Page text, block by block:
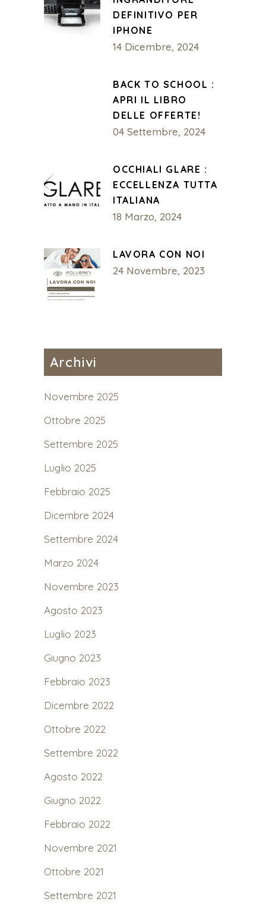
DEFINITIVO PER
IPHONE
14 Dicembre, 2024
BACK TO SCHOOL :
APRI IL LIBRO
DELLE OFFERTE!
04 Settembre, 2024
OCCHIALI GLARE :
ECCELLENZA TUTTA
ITALIANA
18 Marzo, 2024
LAVORA CON NOI
24 Novembre, 2023
Archivi
Novembre 2025
Ottobre 2025
Settembre 2025
Luglio 2025
Febbraio 2025
Dicembre 2024
Settembre 2024
Marzo 2024
Novembre 2023
Agosto 2023
Luglio 2023
Giugno 2023
Febbraio 2023
Dicembre 2022
Ottobre 2022
Settembre 2022
Agosto 2022
Giugno 2022
Febbraio 2022
Novembre 2021
Ottobre 2021
Settembre 2021